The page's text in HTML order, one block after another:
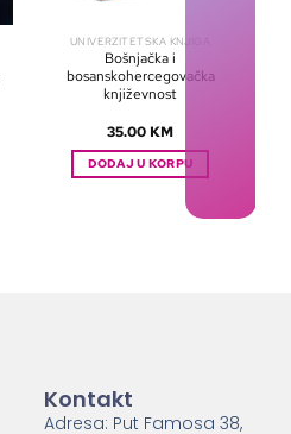
UNIVERZITETSKA KNJIGA
Bošnjačka i
bosanskohercegovačka
književnost
35.00 KM
DODAJ U KORPU
Kontakt
Adresa: Put Famosa 38,